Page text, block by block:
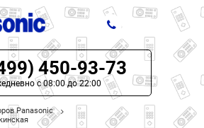
450-93-73
с 08:00 до 22:00
Panasonic